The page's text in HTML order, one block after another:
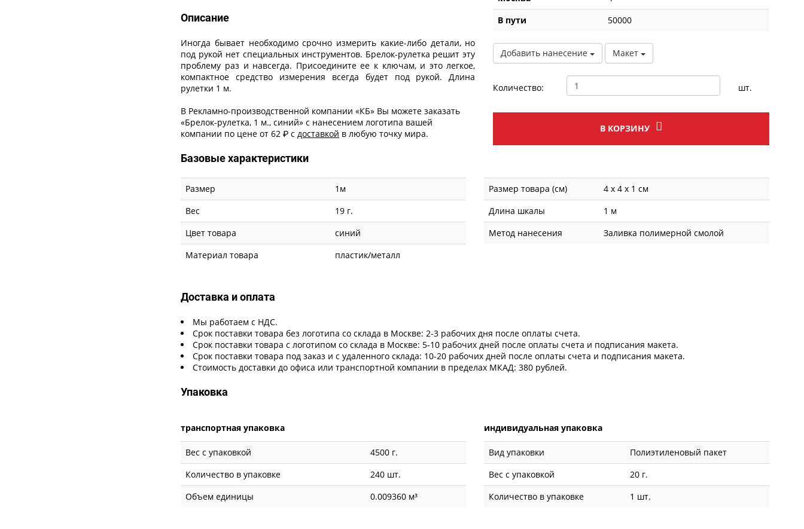
В пути
50000
Добавить нанесение Макет
Количество: шт.
В КОРЗИНУ
Описание
Иногда бывает необходимо срочно измерить какие-либо детали, но
под рукой нет специальных инструментов. Брелок-рулетка решит эту
проблему раз и навсегда. Присоедините ее к ключам, и это легкое,
компактное средство измерения всегда будет под рукой. Длина
рулетки 1 м.
В Рекламно-производственной компании «КБ» Вы можете заказать
«Брелок-рулетка, 1 м., синий» с нанесением логотипа вашей
компании по цене от 62 ₽ с доставкой в любую точку мира.
Базовые характеристики
Размер
1м
Вес
19 г.
Цвет товара
синий
Материал товара
пластик/металл
Размер товара (см)
4 х 4 х 1 см
Длина шкалы
1 м
Метод нанесения
Заливка полимерной смолой
Доставка и оплата
Мы работаем с НДС.
Срок поставки товара без логотипа со склада в Москве: 2-3 рабочих дня после оплаты счета.
Срок поставки товара с логотипом со склада в Москве: 5-10 рабочих дней после оплаты счета и подписания макета.
Срок поставки товара под заказ и с удаленного склада: 10-20 рабочих дней после оплаты счета и подписания макета.
Стоимость доставки до офиса или транспортной компании в пределах МКАД: 380 рублей.
Упаковка
транспортная упаковка
Вес с упаковкой
4500 г.
Количество в упаковке
240 шт.
Объем единицы
0.009360 м³
индивидуальная упаковка
Вид упаковки
Полиэтиленовый пакет
Вес с упаковкой
20 г.
Количество в упаковке
1 шт.